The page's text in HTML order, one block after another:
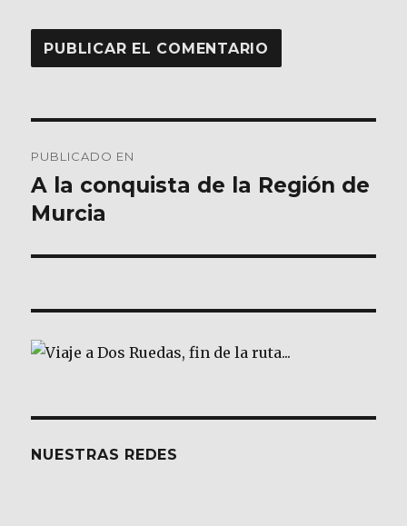
de
entradas
PUBLICADO EN
A la conquista de la Región de
Murcia
NUESTRAS REDES